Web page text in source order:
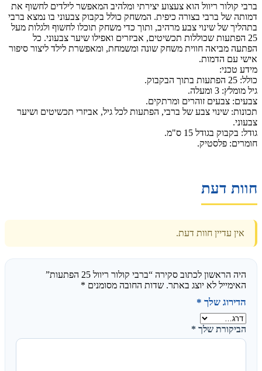
ברבי קולור ריוול הוא צעצוע יצירתי ומלהיב המאפשר לילדים לחשוף את
דמותה של ברבי בצורה כיפית. המשחק כולל בקבוק צבעוני בו נמצא ברבי
בתהליך של שינוי צבע מרהיב, ותוך כדי משחק תוכלו לחשוף ולגלות מעל
25 הפתעות שכוללות תכשיטים, אביזרים ואפילו שיער צבעוני. כל
הפתעה מביאה חווית משחק שונה ומשמחת, ומאפשרת לילד ליצור סיפור
אישי עם הדמות.
מידע טכני:
כולל: 25 הפתעות בתוך הבקבוק.
גיל מומלץ: 3 ומעלה.
צבעים: צבעים זוהרים ומרתקים.
תכונות: שינוי צבע של ברבי, הפתעות לכל גיל, אביזרי תכשיטים ושיער
צבעוני.
גודל: בקבוק בגודל 15 ס"מ.
חומרים: פלסטיק.
חוות דעת
אין עדיין חוות דעת.
היה הראשון לכתוב סקירה “ברבי קולור ריוול 25 הפתעות”
האימייל לא יוצג באתר. שדות החובה מסומנים *
הדירוג שלך *
הביקורת שלך *